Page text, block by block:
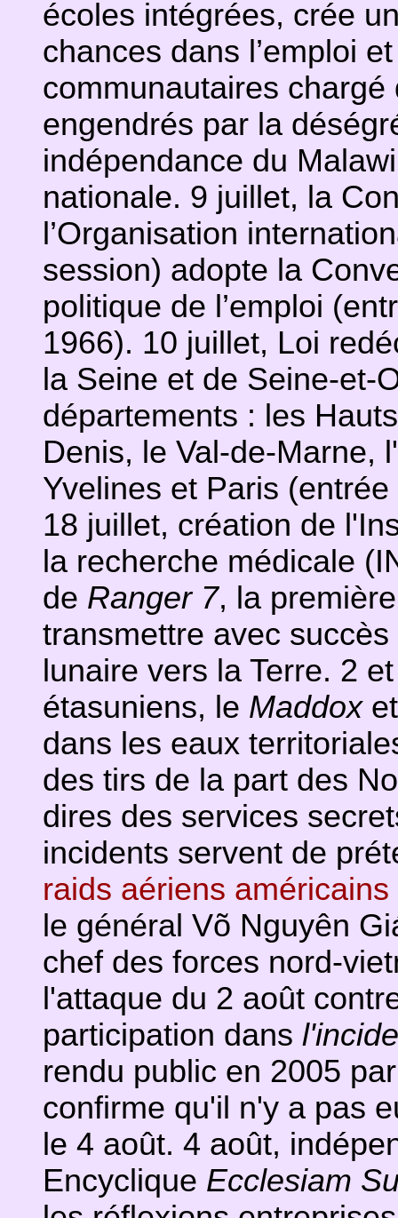
écoles intégrées, crée
chances dans l’emploi
communautaires
engendrés par la
indépendance du
nationale. 9 juillet, la
l’Organisation
session) adopte la
politique de l’emploi
1966). 10 juillet, Loi
la Seine et de Seine-et-
départements : les
Denis, le Val-de-Marne,
Yvelines et Paris
18 juillet, création de
la recherche médicale
de Ranger 7, la
transmettre avec
lunaire vers la Terre. 2
étasuniens, le Maddox
dans les eaux
des tirs de la part des
dires des services
incidents servent de
raids aériens
le général Võ Nguyên
chef des forces nord-
l'attaque du 2 août
participation dans
rendu public en 2005
confirme qu'il n'y a pas
le 4 août. 4 août,
Encyclique Ecclesiam